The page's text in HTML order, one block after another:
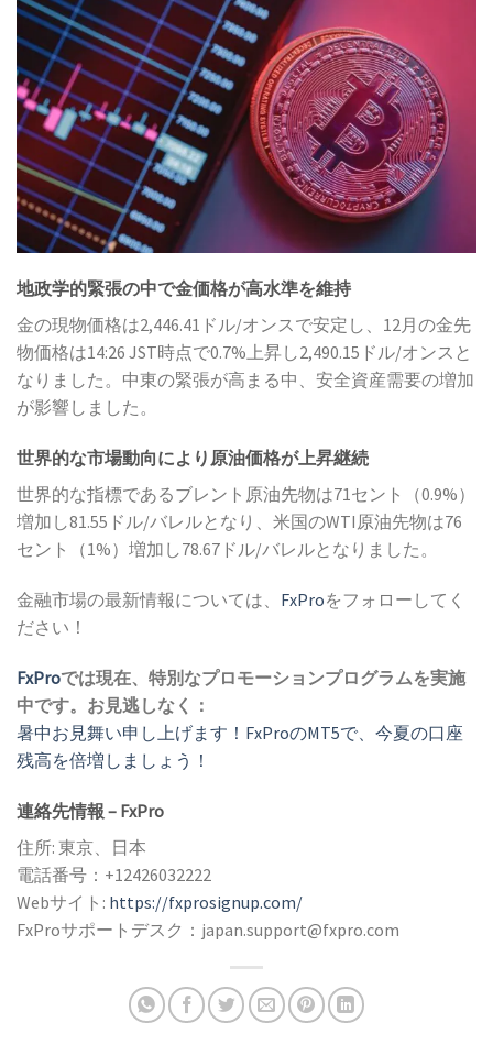
地政学的緊張の中で金価格が高水準を維持
金の現物価格は2,446.41ドル/オンスで安定し、12月の金先
物価格は14:26 JST時点で0.7%上昇し2,490.15ドル/オンスと
なりました。中東の緊張が高まる中、安全資産需要の増加
が影響しました。
世界的な市場動向により原油価格が上昇継続
世界的な指標であるブレント原油先物は71セント（0.9%）
増加し81.55ドル/バレルとなり、米国のWTI原油先物は76
セント（1%）増加し78.67ドル/バレルとなりました。
金融市場の最新情報については、 FxProをフォローしてく
ださい！
FxProでは現在、特別なプロモーションプログラムを実施
中です。お見逃しなく：
暑中お見舞い申し上げます！FxProのMT5で、今夏の口座
残高を倍増しましょう！
連絡先情報 – FxPro
住所: 東京、日本
電話番号：+12426032222
Webサイト: https://fxprosignup.com/
FxProサポートデスク：japan.support@fxpro.com